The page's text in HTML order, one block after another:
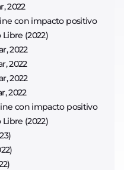
2022
con impacto positivo
(2022)
2022
2022
2022
2022
con impacto positivo
(2022)